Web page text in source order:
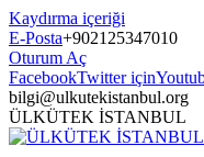
Kaydırma içeriği
E-Posta+902125347010
Oturum Aç
FacebookTwitter için
bilgi@ulkutekistanbul.org
ÜLKÜTEK İSTANBUL